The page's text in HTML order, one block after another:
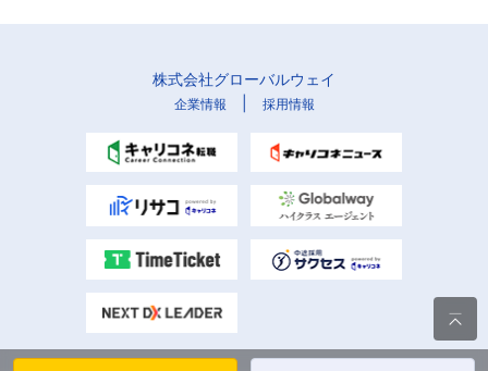
株式会社グローバルウェイ
企業情報 採用情報
